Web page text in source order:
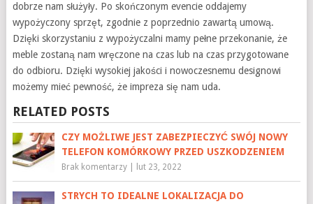
dobrze nam służyły. Po skończonym evencie oddajemy
wypożyczony sprzęt, zgodnie z poprzednio zawartą umową.
Dzięki skorzystaniu z wypożyczalni mamy pełne przekonanie, że
meble zostaną nam wręczone na czas lub na czas przygotowane
do odbioru. Dzięki wysokiej jakości i nowoczesnemu designowi
możemy mieć pewność, że impreza się nam uda.
RELATED POSTS
CZY MOŻLIWE JEST ZABEZPIECZYĆ SWÓJ NOWY
TELEFON KOMÓRKOWY PRZED USZKODZENIEM
Brak komentarzy| lut 23, 2022
STRYCH TO IDEALNE LOKALIZACJA DO